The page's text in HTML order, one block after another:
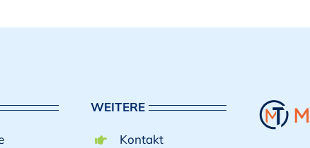
WEITERE
Kontakt